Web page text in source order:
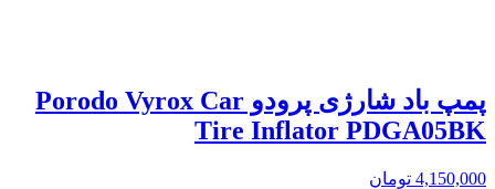
پمپ باد شارژی پرودو Porodo Vyrox Car
Tire Inflator PDGA05BK
4,150,000 تومان